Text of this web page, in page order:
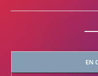
EN